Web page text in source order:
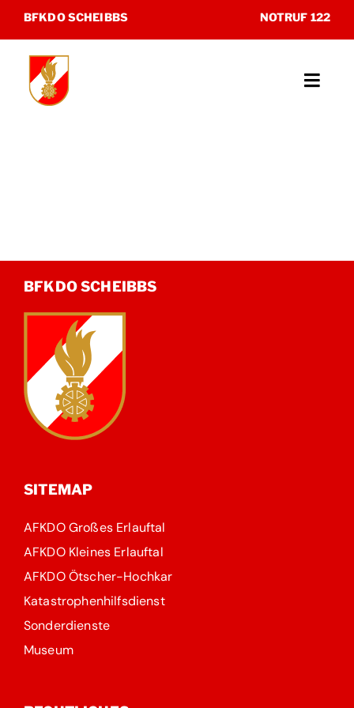
Inhalt
springen
BFKDO SCHEIBBS NOTRUF 122
Museum
BFKDO SCHEIBBS
SITEMAP
AFKDO Großes Erlauftal
AFKDO Kleines Erlauftal
AFKDO Ötscher-Hochkar
Katastrophenhilfsdienst
Sonderdienste
Museum